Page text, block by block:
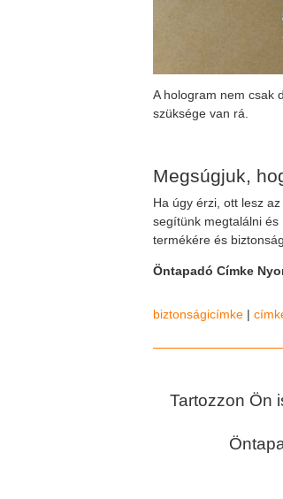
A hologram nem csak
szüksége van rá.
Megsúgjuk,
Ha úgy érzi, ott lesz
segítünk megtalálni
termékére és
Öntapadó Címke
biztonságicímke |
Tartozzon Ön